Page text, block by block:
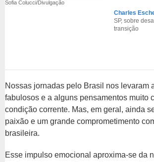
Sofia Colucci/Divulgação
Charles
SP, sobre
transição
Nossas jornadas pelo Brasil nos levaram
fabulosos e a alguns pensamentos muito
condição corrente. Mas, em geral, ainda
paixão e um grande comprometimento
brasileira.
Esse impulso emocional aproxima-se da